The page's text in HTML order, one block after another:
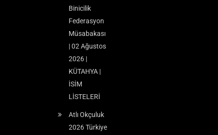
Binicilik
Federasyon
Müsabakası
| 02 Ağustos
2026 |
KÜTAHYA |
İSİM
LİSTELERİ
Atlı Okçuluk
2026 Türkiye